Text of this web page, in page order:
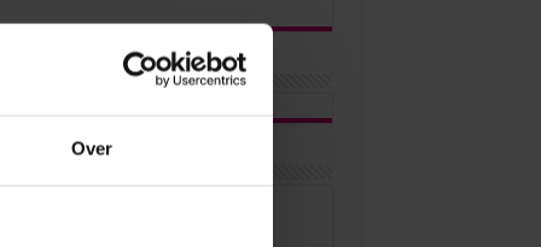
Over